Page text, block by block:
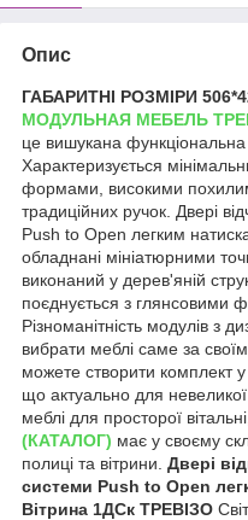
Опис
ГАБАРИТНІ РОЗМІРИ
МОДУЛЬНАЯ МЕБЕЛЬ
це вишукана функціональна
Характеризується
формами, високими
традиційних ручок. Двері
Push to Open легким
обладнані мініатюрними
виконаний у дерев'яній
поєднується з глянсовими
Різноманітність модулів з
вибрати меблі саме за
можете створити комплект у
що актуально для
меблі для просторої
(КАТАЛОГ) має у своєму
полиці та вітрини. Двері
системи Push to Open
Вітрина 1ДСк ТРЕВІЗО